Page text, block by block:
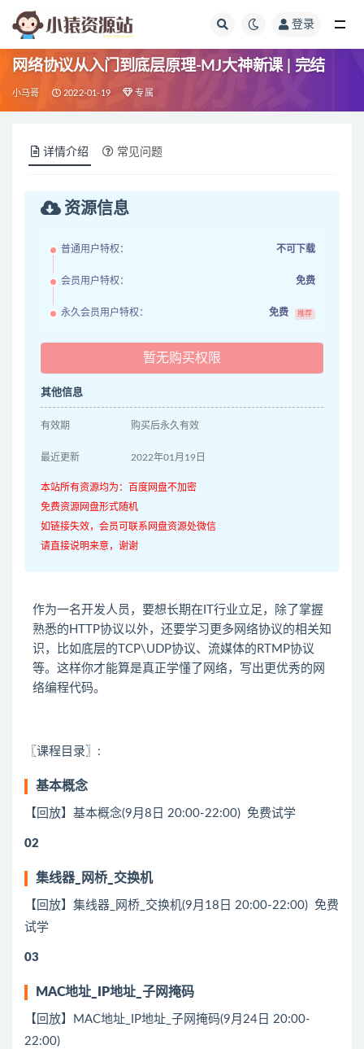
登录
网络协议从入门到底层原理-MJ大神新课 | 完结
小马哥 2022-01-19 专属
详情介绍 常见问题
资源信息
普通用户特权： 不可下载
会员用户特权： 免费
永久会员用户特权： 免费 推荐
暂无购买权限
其他信息
有效期 购买后永久有效
最近更新 2022年01月19日
本站所有资源均为：百度网盘不加密
免费资源网盘形式随机
如链接失效，会员可联系网盘资源处微信
请直接说明来意，谢谢
作为一名开发人员，要想长期在IT行业立足，除了掌握
熟悉的HTTP协议以外，还要学习更多网络协议的相关知
识，比如底层的TCP\UDP协议、流媒体的RTMP协议
等。这样你才能算是真正学懂了网络，写出更优秀的网
络编程代码。
〖课程目录〗:
基本概念
【回放】基本概念(9月8日 20:00-22:00) 免费试学
02
集线器_网桥_交换机
【回放】集线器_网桥_交换机(9月18日 20:00-22:00) 免费
试学
03
MAC地址_IP地址_子网掩码
【回放】MAC地址_IP地址_子网掩码(9月24日 20:00-
22:00)